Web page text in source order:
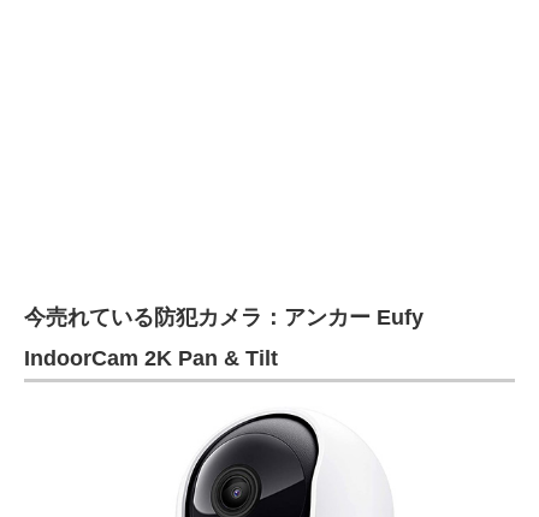
今売れている防犯カメラ：アンカー Eufy
IndoorCam 2K Pan & Tilt